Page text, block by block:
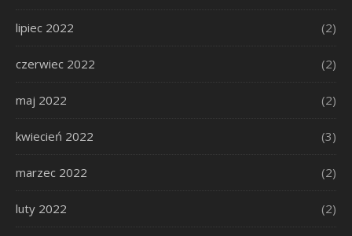
lipiec 2022 (2)
czerwiec 2022 (2)
maj 2022 (2)
kwiecień 2022 (3)
marzec 2022 (2)
luty 2022 (2)